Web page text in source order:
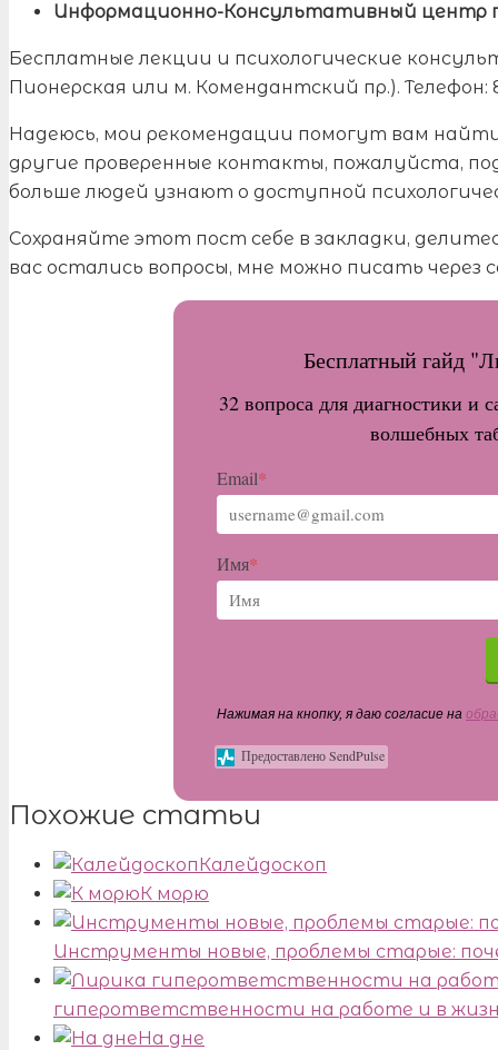
Информационно-Консультативный центр
Бесплатные лекции и психологические
Пионерская или м. Комендантский пр.). Телефон:
Надеюсь, мои рекомендации помогут вам найти
другие проверенные контакты, пожалуйста,
больше людей узнают о доступной
Сохраняйте этот пост себе в закладки,
вас остались вопросы, мне можно писать через
Бесплатный гайд
32 вопроса для диагностики и
волшебных
Email*
Имя*
Нажимая на кнопку, я даю согласие на
Предоставлено SendPulse
Похожие статьи
Калейдоскоп
К морю
Инструменты новые, проблемы старые:
гиперответственности на работе и в
На дне